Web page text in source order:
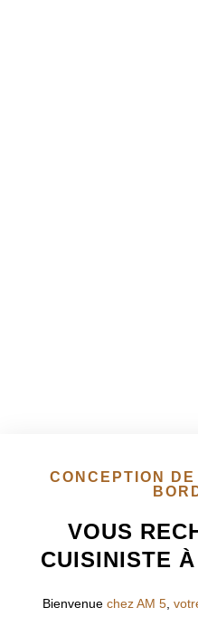
CONCEPTION
VOUS
CUISINISTE
Bienvenue chez AM 5,